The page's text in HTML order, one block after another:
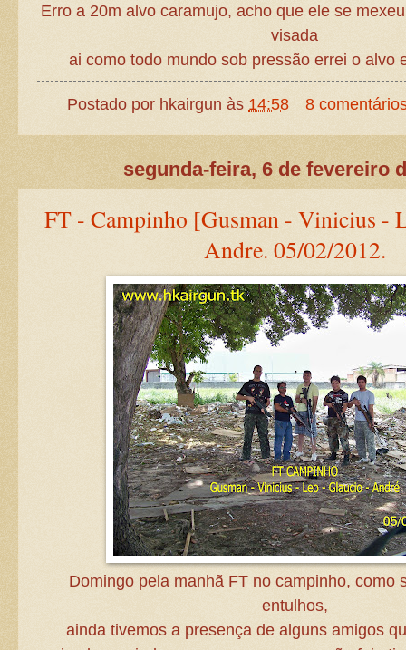
Erro a 20m alvo caramujo, acho que ele se
visada
ai como todo mundo sob pressão errei o alvo
Postado por hkairgun às 14:58 8
segunda-feira, 6 de fevereiro
FT - Campinho [Gusman - Vinicius -
Andre. 05/02/2012.
Domingo pela manhã FT no campinho, como
entulhos,
ainda tivemos a presença de alguns amigos